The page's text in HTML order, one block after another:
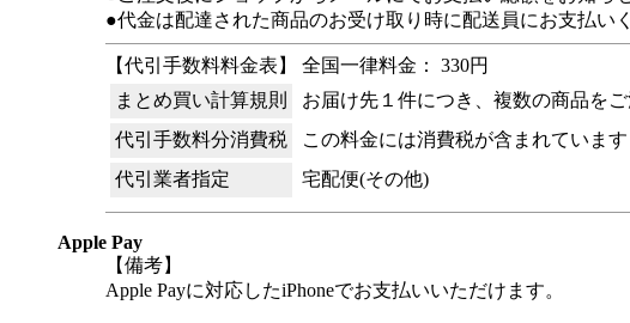
●代金は配達された商品のお受け取り時に配送員にお支払い
【代引手数料料金表】 全国一律料金： 330円
まとめ買い計算規則
お届け先１件につき、複数の商品を
代引手数料分消費税
この料金には消費税が含まれています
代引業者指定
宅配便(その他)
Apple Pay
【備考】
Apple Payに対応したiPhoneでお支払いいただけます。